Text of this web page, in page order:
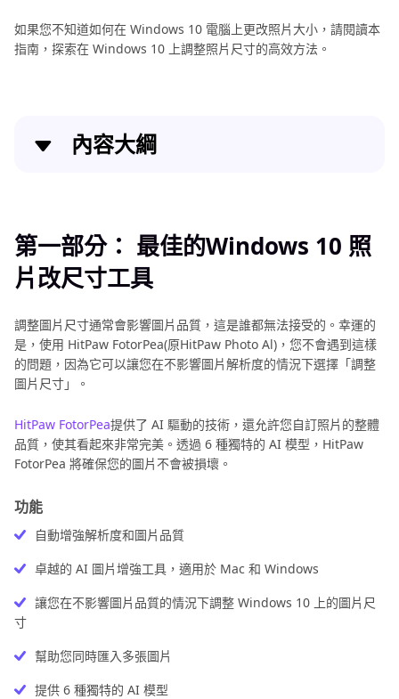
南
尺
南
護
照
照
片
尺
寸
詳
如
何
家
自
製
護
照
南
AI
形
照
製
作
南
其
AI
照
片
訊
如果您不知道如何在 Windows 10 電腦上更改照片大小，請閱讀本
指南，探索在 Windows 10 上調整照片尺寸的高效方法。
內容大綱
第二部分：在 Windows 10 上更改照片尺寸的兩種簡
單方法
Windows10照片尺寸更改總結
第一部分： 最佳的Windows 10 照
片改尺寸工具
調整圖片尺寸通常會影響圖片品質，這是誰都無法接受的。幸運的
是，使用 HitPaw FotorPea(原HitPaw Photo Al)，您不會遇到這樣
的問題，因為它可以讓您在不影響圖片解析度的情況下選擇「調整
圖片尺寸」。
HitPaw FotorPea提供了 AI 驅動的技術，還允許您自訂照片的整體
品質，使其看起來非常完美。透過 6 種獨特的 AI 模型，HitPaw
FotorPea 將確保您的圖片不會被損壞。
功能
自動增強解析度和圖片品質
卓越的 AI 圖片增強工具，適用於 Mac 和 Windows
讓您在不影響圖片品質的情況下調整 Windows 10 上的圖片尺
寸
幫助您同時匯入多張圖片
提供 6 種獨特的 AI 模型